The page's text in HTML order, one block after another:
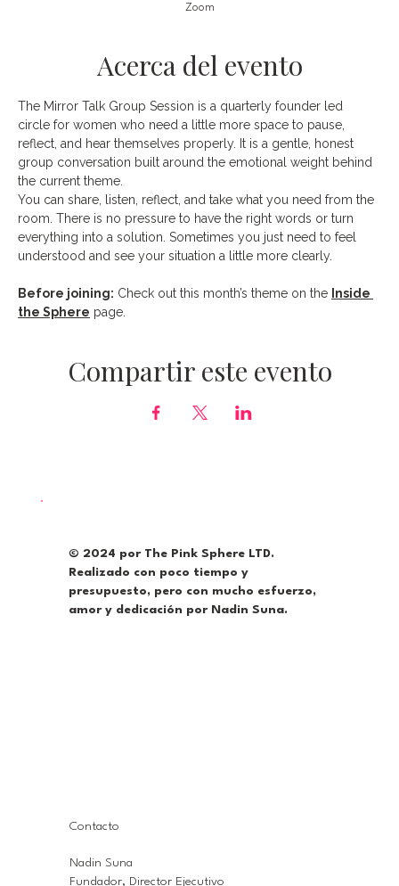
Zoom
Acerca del evento
The Mirror Talk Group Session is a quarterly founder led
circle for women who need a little more space to pause,
reflect, and hear themselves properly. It is a gentle, honest
group conversation built around the emotional weight behind
the current theme.
You can share, listen, reflect, and take what you need from the
room. There is no pressure to have the right words or turn
everything into a solution. Sometimes you just need to feel
understood and see your situation a little more clearly.
Before joining: Check out this month’s theme on the Inside
the Sphere page.
Compartir este evento
© 2024 por The Pink Sphere LTD.
Realizado con poco tiempo y
presupuesto, pero con mucho esfuerzo,
amor y dedicación por Nadin Suna.
Contacto
Nadin Suna
Fundador, Director Ejecutivo